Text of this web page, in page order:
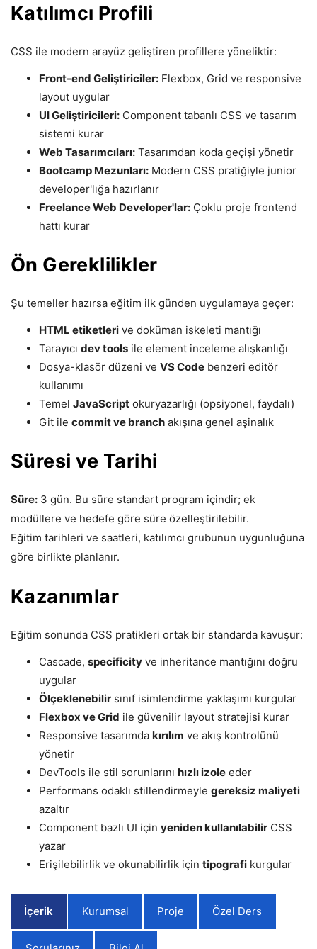
Katılımcı Profili
CSS ile modern arayüz geliştiren profillere yöneliktir:
Front-end Geliştiriciler: Flexbox, Grid ve responsive
layout uygular
UI Geliştiricileri: Component tabanlı CSS ve tasarım
sistemi kurar
Web Tasarımcıları: Tasarımdan koda geçişi yönetir
Bootcamp Mezunları: Modern CSS pratiğiyle junior
developer'lığa hazırlanır
Freelance Web Developer'lar: Çoklu proje frontend
hattı kurar
Ön Gereklilikler
Şu temeller hazırsa eğitim ilk günden uygulamaya geçer:
HTML etiketleri ve doküman iskeleti mantığı
Tarayıcı dev tools ile element inceleme alışkanlığı
Dosya-klasör düzeni ve VS Code benzeri editör
kullanımı
Temel JavaScript okuryazarlığı (opsiyonel, faydalı)
Git ile commit ve branch akışına genel aşinalık
Süresi ve Tarihi
Süre: 3 gün. Bu süre standart program içindir; ek
modüllere ve hedefe göre süre özelleştirilebilir.
Eğitim tarihleri ve saatleri, katılımcı grubunun uygunluğuna
göre birlikte planlanır.
Kazanımlar
Eğitim sonunda CSS pratikleri ortak bir standarda kavuşur:
Cascade, specificity ve inheritance mantığını doğru
uygular
Ölçeklenebilir sınıf isimlendirme yaklaşımı kurgular
Flexbox ve Grid ile güvenilir layout stratejisi kurar
Responsive tasarımda kırılım ve akış kontrolünü
yönetir
DevTools ile stil sorunlarını hızlı izole eder
Performans odaklı stillendirmeyle gereksiz maliyeti
azaltır
Component bazlı UI için yeniden kullanılabilir CSS
yazar
Erişilebilirlik ve okunabilirlik için tipografi kurgular
İçerik Kurumsal Proje Özel Ders